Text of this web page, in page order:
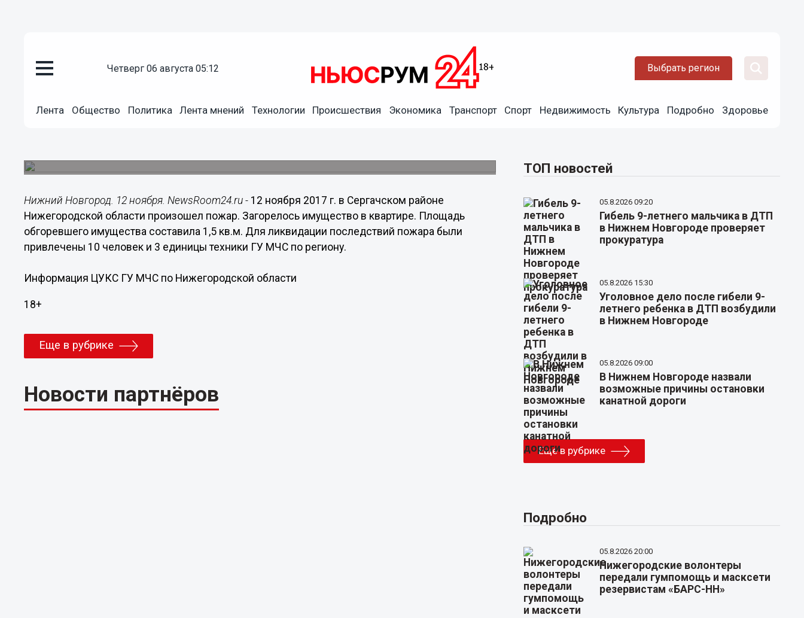
четверг 06 августа 05:12 Выбрать регион
Лента Общество Политика Лента мнений Технологии Происшествия Экономика Транспорт Спорт Недвижимость Культура Подробно Здоровье
Квартира загорелась в Сергачском районе Нижегородской
Нижний Новгород. 12 ноября. NewsRoom24.ru - 12 ноября 2017 г. в Сергачском районе
Нижегородской области произошел пожар. Загорелось имущество в квартире. Площадь
обгоревшего имущества составила 1,5 кв.м. Для ликвидации последствий пожара были
привлечены 10 человек и 3 единицы техники ГУ МЧС по региону.
Информация ЦУКС ГУ МЧС по Нижегородской области
18+
Еще в рубрике
Новости партнёров
ТОП новостей
05.8.2026 09:20
Гибель 9-летнего мальчика в ДТП
в Нижнем Новгороде проверяет
прокуратура
05.8.2026 15:30
Уголовное дело после гибели 9-
летнего ребенка в ДТП возбудили
в Нижнем Новгороде
05.8.2026 09:00
В Нижнем Новгороде назвали
возможные причины остановки
канатной дороги
Еще в рубрике
Подробно
05.8.2026 20:00
Нижегородские волонтеры
передали гумпомощь и масксети
резервистам «БАРС-НН»